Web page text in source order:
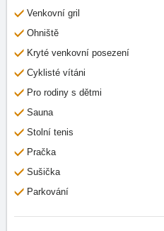
Venkovní gril
Ohniště
Kryté venkovní posezení
Cyklisté vítáni
Pro rodiny s dětmi
Sauna
Stolní tenis
Pračka
Sušička
Parkování